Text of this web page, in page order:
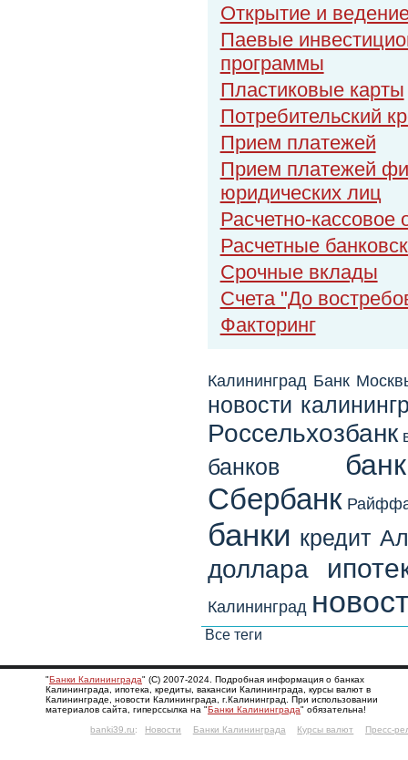
Открытие и
Паевые
программы
Пластиковые карты
Потребительский
Прием платежей
Прием платежей
юридических лиц
Расчетно-кассовое
Расчетные
Срочные вклады
Счета "До
Факторинг
Калининград Банк
новости
Россельхозбанк
банков
Сбербанк
банки кредит
доллара
Калининград
Все теги
"Банки Калининграда" (С) 2007-2024. Подробная информация о банках
Калининграда, ипотека, кредиты, вакансии Калининграда, курсы валют в
Калининграде, новости Калининграда, г.Калининград. При использовании
материалов сайта, гиперссылка на "Банки Калининграда" обязательна!
banki39.ru: Новости Банки Калининграда Курсы валют Пресс-